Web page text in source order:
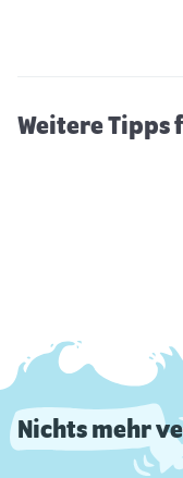
Weitere Tipps
Nichts mehr